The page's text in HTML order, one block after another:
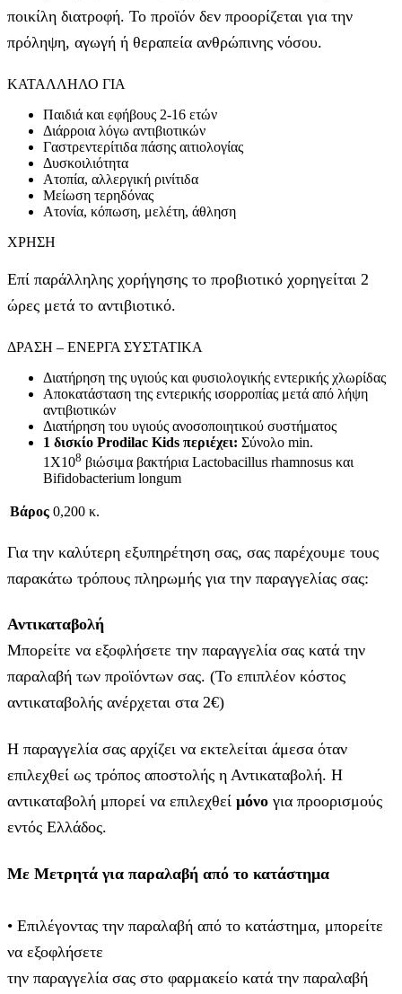
ποικίλη διατροφή. Το προϊόν δεν προορίζεται για την
πρόληψη, αγωγή ή θεραπεία ανθρώπινης νόσου.
ΚΑΤΑΛΛΗΛΟ ΓΙΑ
Παιδιά και εφήβους 2-16 ετών
Διάρροια λόγω αντιβιοτικών
Γαστρεντερίτιδα πάσης αιτιολογίας
Δυσκοιλιότητα
Ατοπία, αλλεργική ρινίτιδα
Μείωση τερηδόνας
Ατονία, κόπωση, μελέτη, άθληση
ΧΡΗΣΗ
Επί παράλληλης χορήγησης το προβιοτικό χορηγείται 2
ώρες μετά το αντιβιοτικό.
ΔΡΑΣΗ – ΕΝΕΡΓΑ ΣΥΣΤΑΤΙΚΑ
Διατήρηση της υγιούς και φυσιολογικής εντερικής χλωρίδας
Αποκατάσταση της εντερικής ισορροπίας μετά από λήψη
αντιβιοτικών
Διατήρηση του υγιούς ανοσοποιητικού συστήματος
1 δισκίο Prodilac Kids περιέχει: Σύνολο min.
1Χ108 βιώσιμα βακτήρια Lactobacillus rhamnosus και
Bifidobacterium longum
Βάρος 0,200 κ.
Για την καλύτερη εξυπηρέτηση σας, σας παρέχουμε τους
παρακάτω τρόπους πληρωμής για την παραγγελίας σας:
Αντικαταβολή
Μπορείτε να εξοφλήσετε την παραγγελία σας κατά την
παραλαβή των προϊόντων σας. (Το επιπλέον κόστος
αντικαταβολής ανέρχεται στα 2€)
Η παραγγελία σας αρχίζει να εκτελείται άμεσα όταν
επιλεχθεί ως τρόπος αποστολής η Αντικαταβολή. Η
αντικαταβολή μπορεί να επιλεχθεί μόνο για προορισμούς
εντός Ελλάδος.
Με Μετρητά για παραλαβή από το κατάστημα
• Επιλέγοντας την παραλαβή από το κατάστημα, μπορείτε
να εξοφλήσετε
την παραγγελία σας στο φαρμακείο κατά την παραλαβή